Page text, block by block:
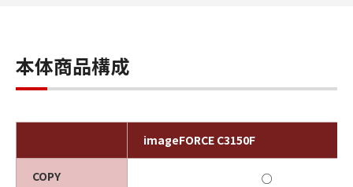
本体商品構成
imageFORCE C3150F
COPY ○